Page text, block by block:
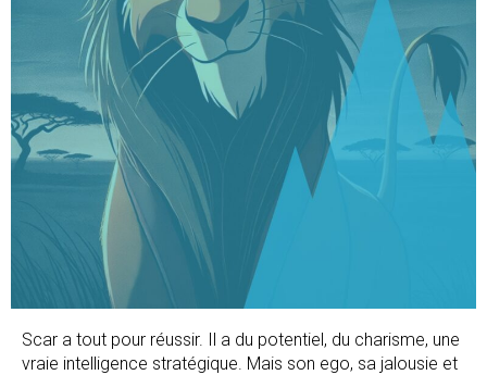
Scar a tout pour réussir. Il a du potentiel, du charisme, une
vraie intelligence stratégique. Mais son ego, sa jalousie et